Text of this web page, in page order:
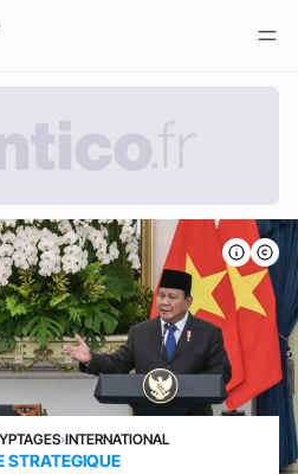
›INTERNATIONAL
STRATEGIQUE